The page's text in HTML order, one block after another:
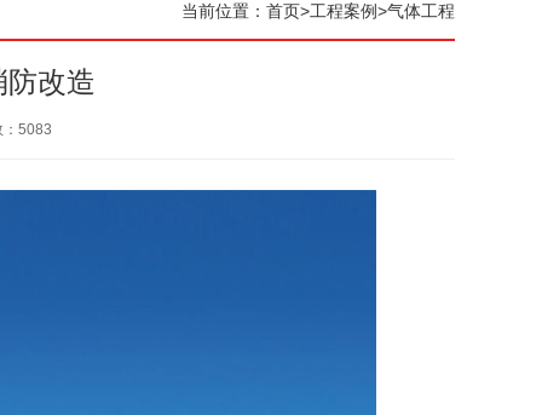
当前位置： 首页>工程案例>气体工程
改造
5083